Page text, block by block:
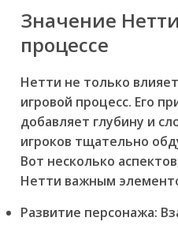
Значение
процессе
Нетти не только
игровой процесс. Его
добавляет глубину и
игроков тщательно
Вот несколько
Нетти важным
Развитие персонажа: